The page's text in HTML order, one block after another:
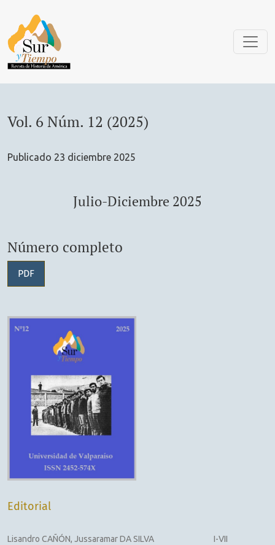
Vol. 6 Núm. 12 (2025)
Publicado 23 diciembre 2025
Julio-Diciembre 2025
Número completo
PDF
Editorial
Lisandro CAÑÓN, Jussaramar DA SILVA I-VII